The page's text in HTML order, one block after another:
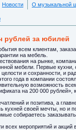
Новости О музыкальной
рублей за юбилей
всем клиентам,
на мебель.
на рынке,
мебели. Первые
целости и сохранности, и
года в компании
возможность
на 200 000 рублей»,
и позитива, а
кухней своей мечты, но и
собираетесь
всех мероприятий и